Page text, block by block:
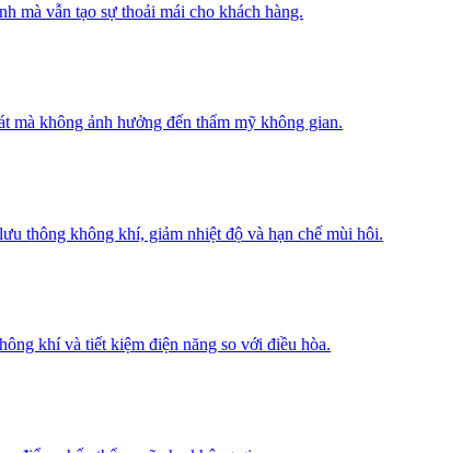
mà vẫn tạo sự thoải mái cho khách hàng.
mà không ảnh hưởng đến thẩm mỹ không gian.
thông không khí, giảm nhiệt độ và hạn chế mùi hôi.
khí và tiết kiệm điện năng so với điều hòa.